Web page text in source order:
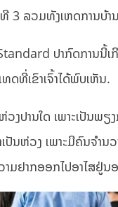
3 ລວມທັງເຫດການບ້າ
ປາກົດການ
ດທີ່ເຂົາເຈົ້າໄດ້ພົບເຫັນ.
ວງປານໃດ ເພາະເປັນ
ນຫ່ວງ ເພາະມີຄົນຈຳ
ມຢາກອອກໄປອາໄສຢູ່